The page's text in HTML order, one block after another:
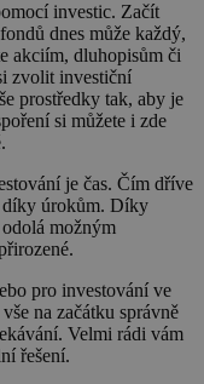
investic. Začít
dnes může každý,
akciím, dluhopisům či
zvolit investiční
prostředky tak, aby je
si můžete i zde
je čas. Čím dříve
díky úrokům. Díky
možným
pro investování ve
na začátku správně
Velmi rádi vám
řešení.